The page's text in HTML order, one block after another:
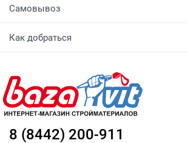
Самовывоз
Как добраться
8 (8442) 200-911